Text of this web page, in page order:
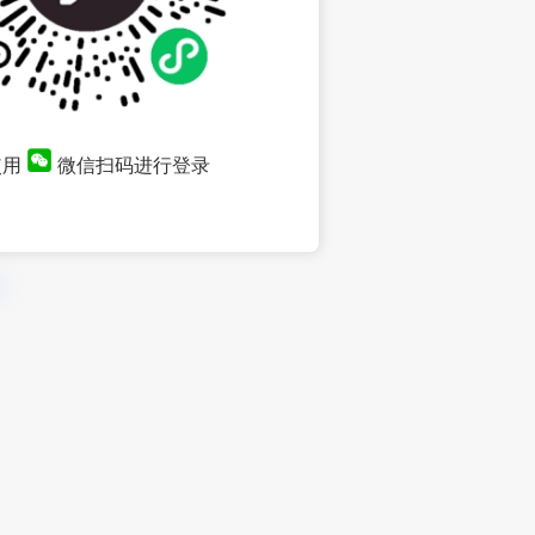
微信扫码进行登录